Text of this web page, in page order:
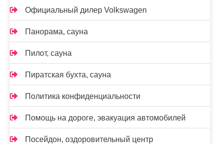
Официальный дилер Volkswagen
Панорама, сауна
Пилот, сауна
Пиратская бухта, сауна
Политика конфиденциальности
Помощь на дороге, эвакуация автомобилей
Посейдон, оздоровительный центр